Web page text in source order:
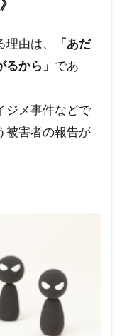
由は、
「あだ
から」 であ
ジメ事件などで
被害者の報告が